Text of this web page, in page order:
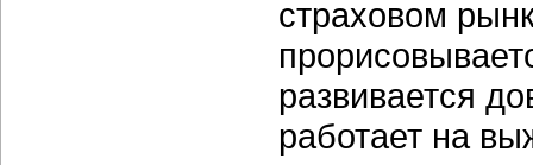
страховом
развивается
работает на